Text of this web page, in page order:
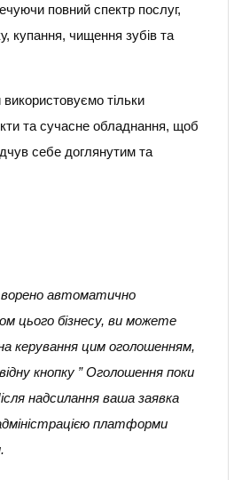
повний спектр послуг,
купання, чищення зубів та
тільки
та сучасне обладнання, щоб
себе доглянутим та
автоматично
цього бізнесу, ви можете
керування цим оголошенням,
кнопку ” Оголошення поки
надсилання ваша заявка
платформи